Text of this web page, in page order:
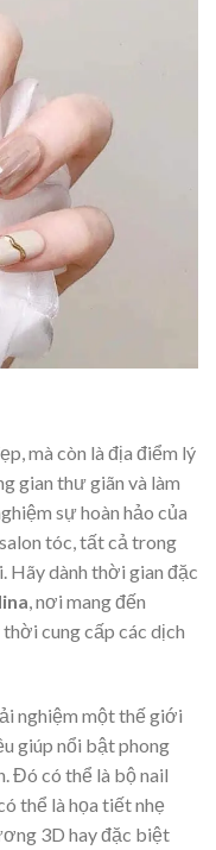
mà còn là địa điểm lý
gian thư giãn và làm
sự hoàn hảo của
tóc, tất cả trong
Hãy dành thời gian đặc
, nơi mang đến
cung cấp các dịch
nghiệm một thế giới
giúp nổi bật phong
Đó có thể là bộ nail
thể là họa tiết nhẹ
3D hay đặc biệt